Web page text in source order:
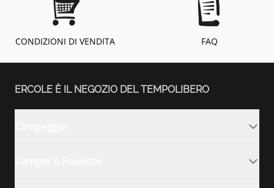
CONDIZIONI DI VENDITA FAQ
ERCOLE È IL NEGOZIO DEL TEMPOLIBERO